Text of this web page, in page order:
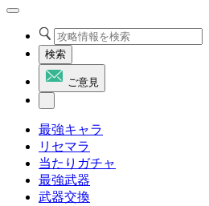
検索
ご意見
最強キャラ
リセマラ
当たりガチャ
最強武器
武器交換